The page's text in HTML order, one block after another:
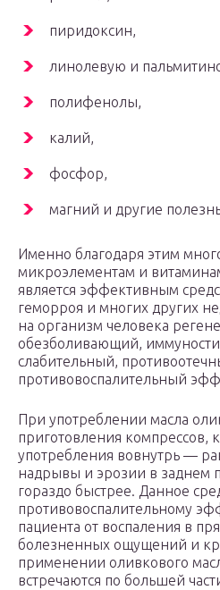
пиридоксин,
линолевую и
полифенолы,
калий,
фосфор,
магний и другие
Именно благодаря этим
микроэлементам и
является эффективным
геморроя и многих других
на организм человека
обезболивающий,
слабительный,
противовоспалительный
При употреблении масла
приготовления компрессов,
употребления вовнутрь —
надрывы и эрозии в заднем
гораздо быстрее. Данное
противовоспалительному
пациента от воспаления в
болезненных ощущений и
применении оливкового
встречаются по большей